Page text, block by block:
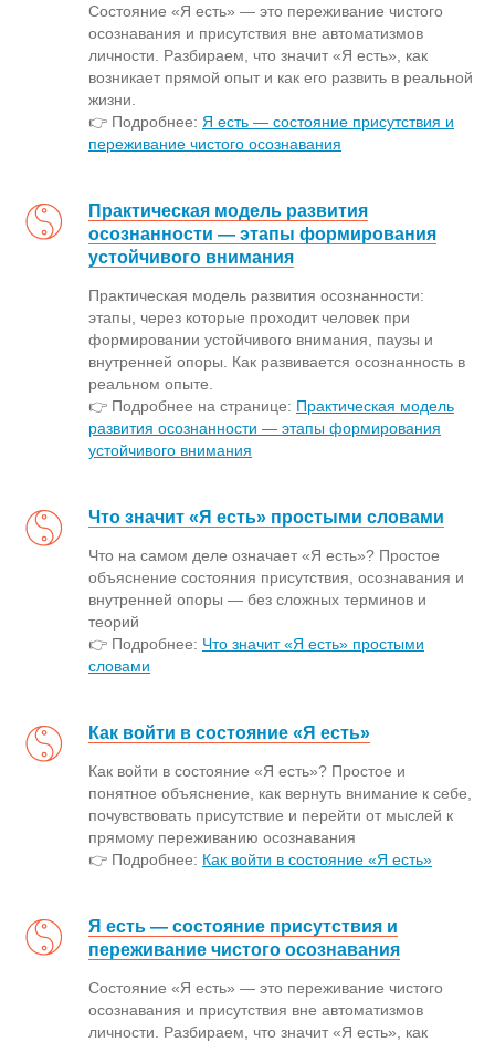
Состояние «Я есть» — это переживание чистого
осознавания и присутствия вне автоматизмов
личности. Разбираем, что значит «Я есть», как
возникает прямой опыт и как его развить в реальной
жизни.
👉 Подробнее: Я есть — состояние присутствия и
переживание чистого осознавания
Практическая модель развития
осознанности — этапы формирования
устойчивого внимания
Практическая модель развития осознанности:
этапы, через которые проходит человек при
формировании устойчивого внимания, паузы и
внутренней опоры. Как развивается осознанность в
реальном опыте.
👉 Подробнее на странице: Практическая модель
развития осознанности — этапы формирования
устойчивого внимания
Что значит «Я есть» простыми словами
Что на самом деле означает «Я есть»? Простое
объяснение состояния присутствия, осознавания и
внутренней опоры — без сложных терминов и
теорий
👉 Подробнее: Что значит «Я есть» простыми
словами
Как войти в состояние «Я есть»
Как войти в состояние «Я есть»? Простое и
понятное объяснение, как вернуть внимание к себе,
почувствовать присутствие и перейти от мыслей к
прямому переживанию осознавания
👉 Подробнее: Как войти в состояние «Я есть»
Я есть — состояние присутствия и
переживание чистого осознавания
Состояние «Я есть» — это переживание чистого
осознавания и присутствия вне автоматизмов
личности. Разбираем, что значит «Я есть», как